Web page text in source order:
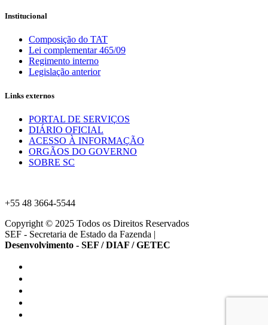
Institucional
Composição do TAT
Lei complementar 465/09
Regimento interno
Legislação anterior
Links externos
PORTAL DE SERVIÇOS
DIÁRIO OFICIAL
ACESSO À INFORMAÇÃO
ORGÃOS DO GOVERNO
SOBRE SC
+55 48 3664-5544
Copyright © 2025 Todos os Direitos Reservados
SEF - Secretaria de Estado da Fazenda |
Desenvolvimento - SEF / DIAF / GETEC